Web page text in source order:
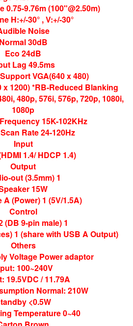
0.75-9.76m (100"@2.50m)
H:+/-30° , V:+/-30°
Noise
Normal 30dB
Eco 24dB
Lag 49.5ms
VGA(640 x 480)
x 1200) *RB-Reduced Blanking
480p, 576i, 576p, 720p, 1080i,
1080p
15K-102KHz
Rate 24-120Hz
Input
1.4/ HDCP 1.4)
Output
out (3.5mm) 1
15W
A (Power) 1 (5V/1.5A)
Control
(DB 9-pin male) 1
1 (share with USB A Output)
Others
Voltage Power adaptor:
100~240V
19.5VDC / 11.79A
Normal: 210W
<0.5W
Temperature 0~40℃